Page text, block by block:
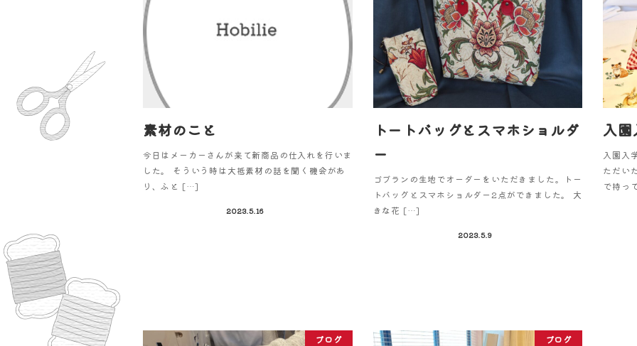
素材のこと
今日はメーカーさんが来て新商品の仕入れを行いま
した。 そういう時は大抵素材の話を聞く機会があ
り、ふと […]
2023.5.16
トートバッグとスマホショルダ
ー
ゴブランの生地でオーダーをいただきました。トー
トバッグとスマホショルダー2点ができました。 大
きな花 […]
2023.5.9
入
入園入
ただい
で持
ブログ ブログ